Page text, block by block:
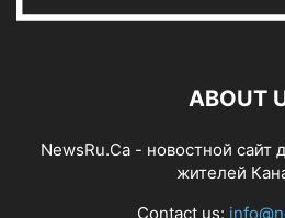
ABOUT
NewsRu.Ca - новостной сайт
жителей
Contact us: